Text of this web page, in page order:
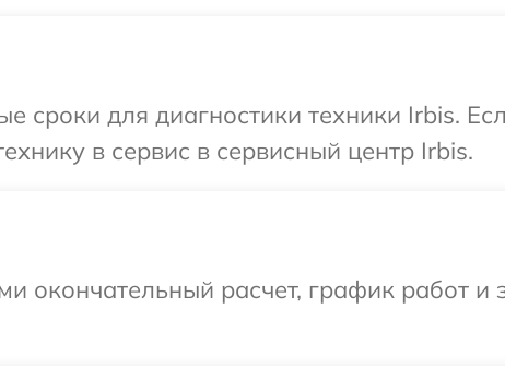
сроки для диагностики техники Irbis.
в сервис в сервисный центр Irbis.
окончательный расчет, график работ и